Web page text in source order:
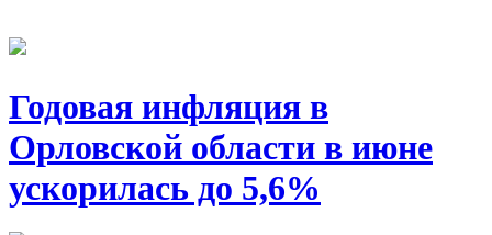
Годовая инфляция в
Орловской области в июне
ускорилась до 5,6%